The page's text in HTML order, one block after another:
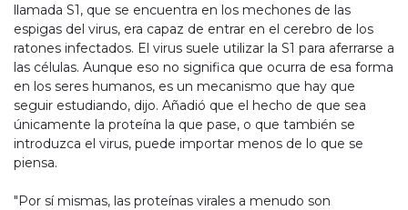
llamada S1, que se encuentra en los mechones de las
espigas del virus, era capaz de entrar en el cerebro de los
ratones infectados. El virus suele utilizar la S1 para aferrarse a
las células. Aunque eso no significa que ocurra de esa forma
en los seres humanos, es un mecanismo que hay que
seguir estudiando, dijo. Añadió que el hecho de que sea
únicamente la proteína la que pase, o que también se
introduzca el virus, puede importar menos de lo que se
piensa.
"Por sí mismas, las proteínas virales a menudo son